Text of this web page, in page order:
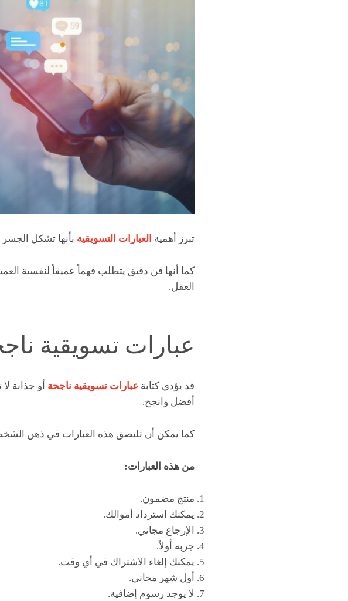
تبرز أهمية العبارات التسويقية بأنها تشكل
كما أنها فن دقيق يتطلب فهماً عميقاً لنفسية
العقل.
عبارات تسويقية
قد يؤدي كتابة عبارات تسويقية ناجحة أو جذابة
أفضل وانجح.
كما يمكن أن تلتصق هذه العبارات في ذهن
من هذه العبارات:
منتج مضمون.
يمكنك استرداد أموالك.
الإرجاع مجاني.
جربه أولاً.
يمكنك إلغاء الاشتراك في أي وقت.
أول شهر مجاني.
لا يوجد رسوم إضافية.